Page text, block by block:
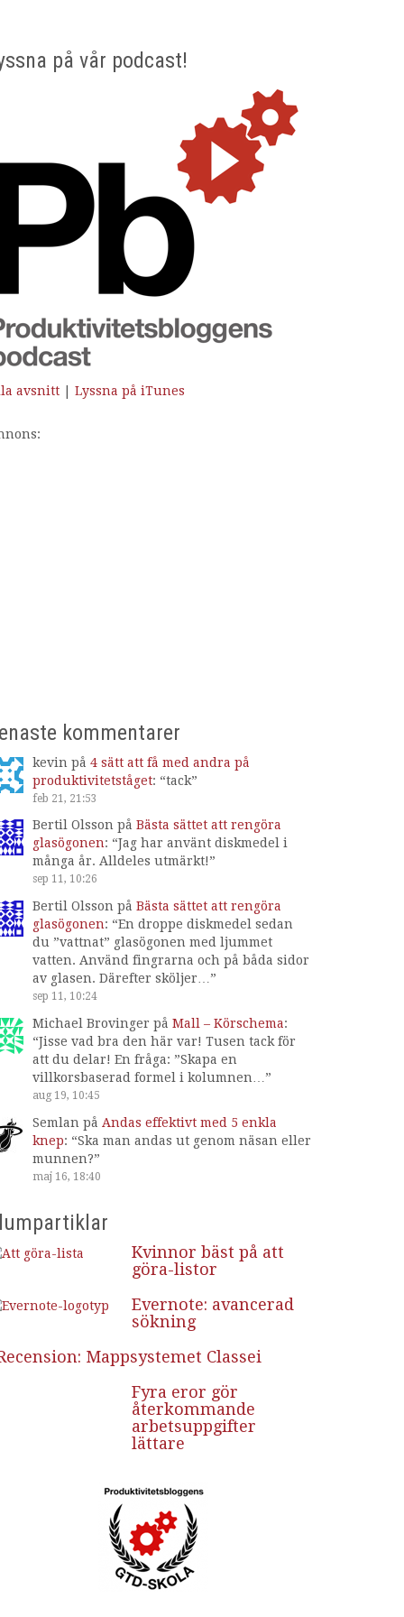
på vår podcast!
avsnitt Lyssna på iTunes
kommentarer
kevin på 4 sätt att få med andra på
produktivitetståget: “tack”
feb 21, 21:53
Bertil Olsson på Bästa sättet att rengöra
glasögonen: “Jag har använt diskmedel i
många år. Alldeles utmärkt!”
sep 11, 10:26
Bertil Olsson på Bästa sättet att rengöra
glasögonen: “En droppe diskmedel sedan
du ”vattnat” glasögonen med ljummet
vatten. Använd fingrarna och på båda sidor
av glasen. Därefter sköljer…”
sep 11, 10:24
Michael Brovinger på Mall – Körschema:
“Jisse vad bra den här var! Tusen tack för
att du delar! En fråga: ”Skapa en
villkorsbaserad formel i kolumnen… ”
aug 19, 10:45
Semlan på Andas effektivt med 5 enkla
knep: “Ska man andas ut genom näsan eller
munnen?”
maj 16, 18:40
Kvinnor bäst på att
göra-listor
Evernote: avancerad
sökning
Mappsystemet Classei
Fyra eror gör
återkommande
arbetsuppgifter
lättare